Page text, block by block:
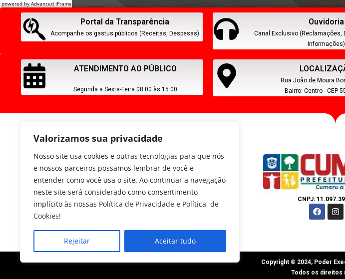
Valorizamos sua privacidade
Nosso site usa cookies e outras tecnologias para que nós
e nossos parceiros possamos lembrar de você e
entender como você usa o site. Ao continuar a navegação
neste site será considerado como consentimento
implícito às nossas Política de Privacidade e Política de
Cookies!
Rejeitar Aceitar tudo
powered by Advanced iFrame
Portal da Transparência
Acompanhe os gastus públicos (Receitas, Despesas)
Ouvidoria
Canal Exclusivo (Reclamações,
Informações)
ATENDIMENTO AO PÚBLICO
Segunda a Sexta-Feira 08:00 às 15:00
Rua João de Moura
Bairro: Centro - CEP
CNPJ:
Copyright © 2024, Poder
Todos os direitos